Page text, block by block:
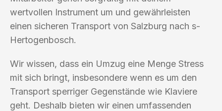
wertvollen Instrument um und gewährleisten
einen sicheren Transport von Salzburg nach s-
Hertogenbosch.
Wir wissen, dass ein Umzug eine Menge Stress
mit sich bringt, insbesondere wenn es um den
Transport sperriger Gegenstände wie Klaviere
geht. Deshalb bieten wir einen umfassenden